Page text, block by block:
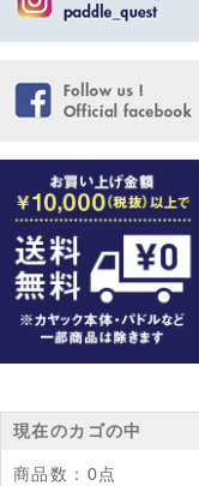
現在のカゴの中
商品数： 0点